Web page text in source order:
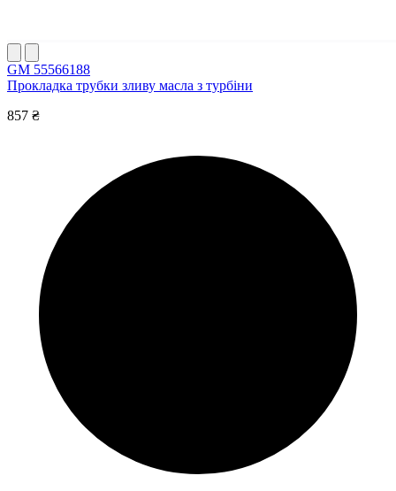
GM 55566188
Прокладка трубки зливу масла з турбіни
857 ₴